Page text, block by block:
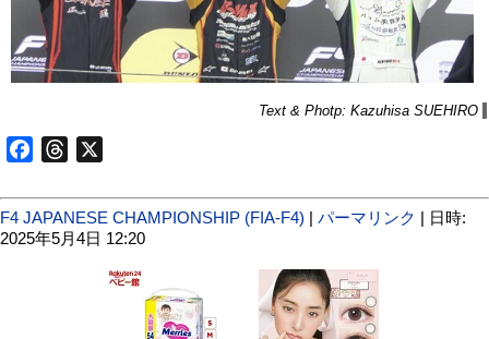
Text & Photp: Kazuhisa SUEHIRO
FacebookThreads
F4 JAPANESE CHAMPIONSHIP (FIA-F4) | パーマリンク | 日時:
2025年5月4日 12:20